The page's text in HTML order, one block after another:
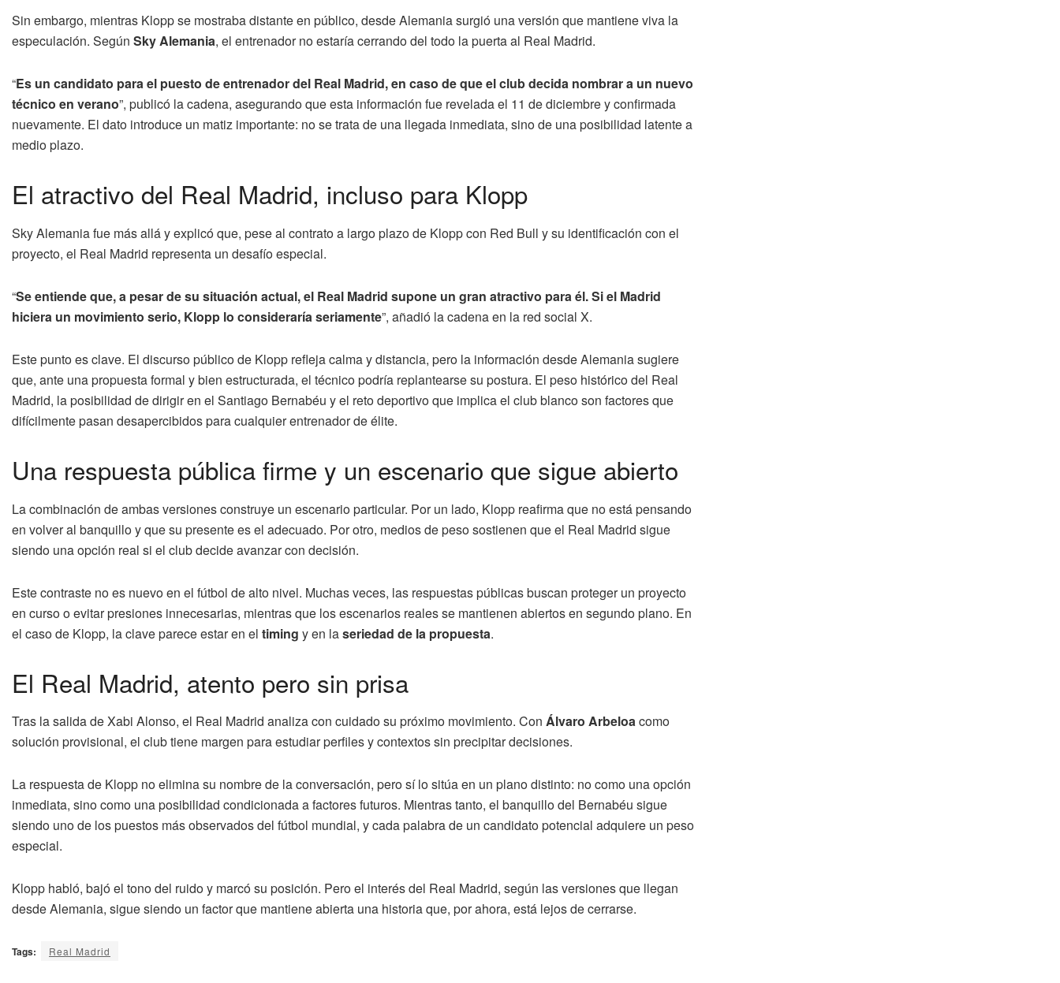
Sin embargo, mientras Klopp se mostraba distante en público, desde Alemania surgió una versión que mantiene viva la
especulación. Según Sky Alemania, el entrenador no estaría cerrando del todo la puerta al Real Madrid.
“Es un candidato para el puesto de entrenador del Real Madrid, en caso de que el club decida nombrar a un nuevo
técnico en verano”, publicó la cadena, asegurando que esta información fue revelada el 11 de diciembre y confirmada
nuevamente. El dato introduce un matiz importante: no se trata de una llegada inmediata, sino de una posibilidad latente a
medio plazo.
El atractivo del Real Madrid, incluso para Klopp
Sky Alemania fue más allá y explicó que, pese al contrato a largo plazo de Klopp con Red Bull y su identificación con el
proyecto, el Real Madrid representa un desafío especial.
“Se entiende que, a pesar de su situación actual, el Real Madrid supone un gran atractivo para él. Si el Madrid
hiciera un movimiento serio, Klopp lo consideraría seriamente”, añadió la cadena en la red social X.
Este punto es clave. El discurso público de Klopp refleja calma y distancia, pero la información desde Alemania sugiere
que, ante una propuesta formal y bien estructurada, el técnico podría replantearse su postura. El peso histórico del Real
Madrid, la posibilidad de dirigir en el Santiago Bernabéu y el reto deportivo que implica el club blanco son factores que
difícilmente pasan desapercibidos para cualquier entrenador de élite.
Una respuesta pública firme y un escenario que sigue abierto
La combinación de ambas versiones construye un escenario particular. Por un lado, Klopp reafirma que no está pensando
en volver al banquillo y que su presente es el adecuado. Por otro, medios de peso sostienen que el Real Madrid sigue
siendo una opción real si el club decide avanzar con decisión.
Este contraste no es nuevo en el fútbol de alto nivel. Muchas veces, las respuestas públicas buscan proteger un proyecto
en curso o evitar presiones innecesarias, mientras que los escenarios reales se mantienen abiertos en segundo plano. En
el caso de Klopp, la clave parece estar en el timing y en laseriedad de la propuesta.
El Real Madrid, atento pero sin prisa
Tras la salida de Xabi Alonso, el Real Madrid analiza con cuidado su próximo movimiento. Con Álvaro Arbeloacomo
solución provisional, el club tiene margen para estudiar perfiles y contextos sin precipitar decisiones.
La respuesta de Klopp no elimina su nombre de la conversación, pero sí lo sitúa en un plano distinto: no como una opción
inmediata, sino como una posibilidad condicionada a factores futuros. Mientras tanto, el banquillo del Bernabéu sigue
siendo uno de los puestos más observados del fútbol mundial, y cada palabra de un candidato potencial adquiere un peso
especial.
Klopp habló, bajó el tono del ruido y marcó su posición. Pero el interés del Real Madrid, según las versiones que llegan
desde Alemania, sigue siendo un factor que mantiene abierta una historia que, por ahora, está lejos de cerrarse.
Tags: Real Madrid